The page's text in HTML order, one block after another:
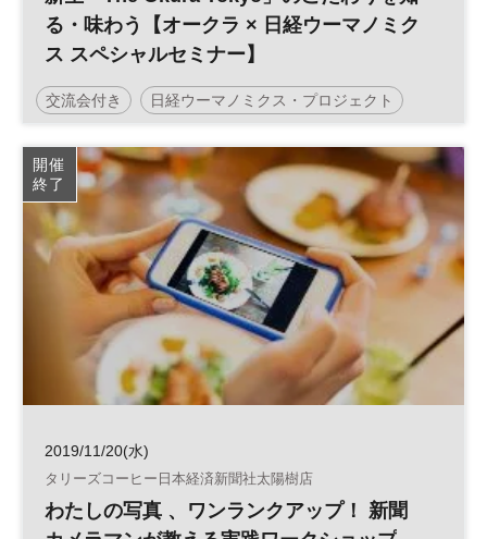
る・味わう【オークラ × 日経ウーマノミク
ス スペシャルセミナー】
交流会付き 日経ウーマノミクス・プロジェクト
プレゼント付 ホテル
平日夜開催
開催
終了
2019/11/20(水)
タリーズコーヒー日本経済新聞社太陽樹店
わたしの写真 、ワンランクアップ！ 新聞